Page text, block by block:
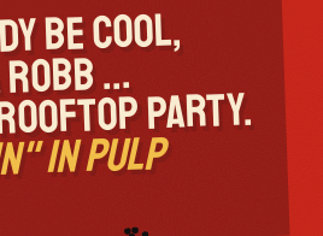
BE COOL,
...
PARTY.
IN PULP